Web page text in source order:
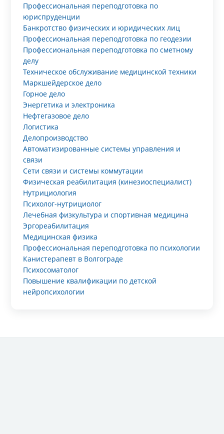
Профессиональная переподготовка по
юриспруденции
Банкротство физических и юридических лиц
Профессиональная переподготовка по геодезии
Профессиональная переподготовка по сметному
делу
Техническое обслуживание медицинской техники
Маркшейдерское дело
Горное дело
Энергетика и электроника
Нефтегазовое дело
Логистика
Делопроизводство
Автоматизированные системы управления и
связи
Сети связи и системы коммутации
Физическая реабилитация (кинезиоспециалист)
Нутрициология
Психолог-нутрициолог
Лечебная физкультура и спортивная медицина
Эргореабилитация
Медицинская физика
Профессиональная переподготовка по психологии
Канистерапевт в Волгограде
Психосоматолог
Повышение квалификации по детской
нейропсихологии